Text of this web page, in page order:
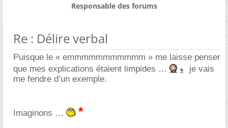
Responsable des forums
Re : Délire verbal
Puisque le « emmmmmmmmmmm » me laisse penser
que mes explications étaient limpides
je vais
me fendre d’un exemple.
Imaginons *